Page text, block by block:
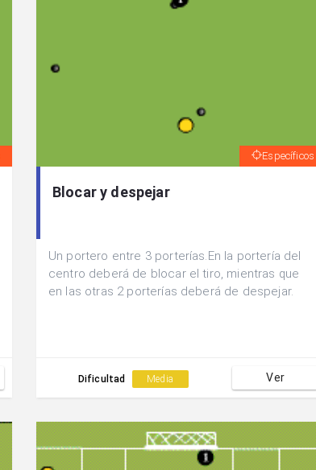
Específicos
Blocar y despejar
Un portero entre 3 porterías.En la portería del
centro deberá de blocar el tiro, mientras que
en las otras 2 porterías deberá de despejar.
Dificultad Media Ver